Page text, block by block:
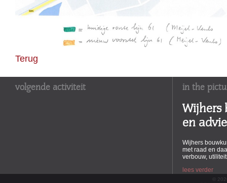
Terug
volgende activiteit in the
Wijhers
en
Wijhers
met raad en
verbouw,
lees verder
©